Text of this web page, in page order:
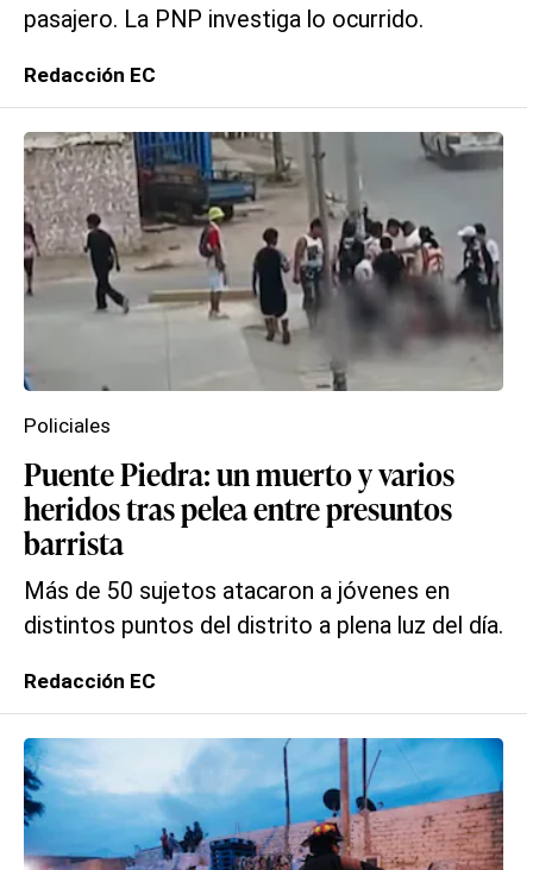
pasajero. La PNP investiga lo ocurrido.
Redacción EC
Puente Piedra: un muerto y varios
heridos tras pelea entre presuntos
barrista
Más de 50 sujetos atacaron a jóvenes en
distintos puntos del distrito a plena luz del día.
Policiales
Redacción EC